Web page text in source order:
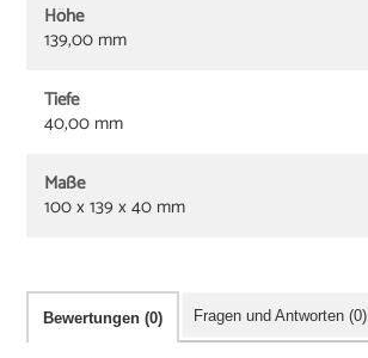
Höhe
139,00 mm
Tiefe
40,00 mm
Maße
100 x 139 x 40 mm
Bewertungen (0) Fragen und Antworten (0)